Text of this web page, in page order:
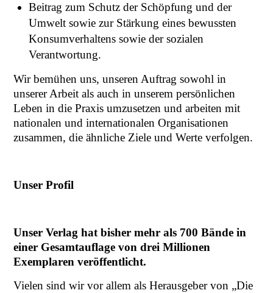
Beitrag zum Schutz der Schöpfung und der
Umwelt sowie zur Stärkung eines bewussten
Konsumverhaltens sowie der sozialen
Verantwortung.
Wir bemühen uns, unseren Auftrag sowohl in
unserer Arbeit als auch in unserem persönlichen
Leben in die Praxis umzusetzen und arbeiten mit
nationalen und internationalen Organisationen
zusammen, die ähnliche Ziele und Werte verfolgen.
Unser Profil
Unser Verlag hat bisher mehr als 700 Bände in
einer Gesamtauflage von drei Millionen
Exemplaren veröffentlicht.
Vielen sind wir vor allem als Herausgeber von „Die